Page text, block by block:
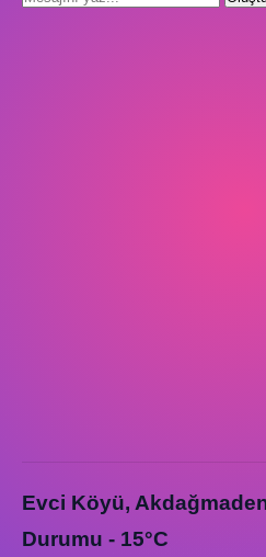
Evci Köyü,
Durumu - 15°C